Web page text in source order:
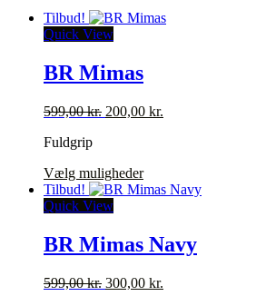
Tilbud!
Quick View
BR Mimas
599,00kr. Den
599,00 kr..
200,00 kr.
Fuldgrip
Vælg mulighederDette
vare
varianter.
Mulighederne
vælges
Tilbud!
Quick View
BR Mimas Navy
599,00kr. Den
300,00 kr.